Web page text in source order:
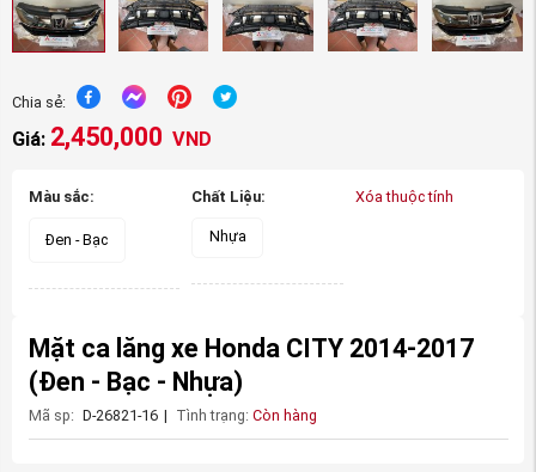
Chia sẻ:
Giá: 2,450,000 VND
Màu sắc:
Đen - Bạc
Chất Liệu:
Nhựa
Xóa thuộc tính
Mặt ca lăng xe Honda CITY 2014-2017
(Đen - Bạc - Nhựa)
Mã sp: D-26821-16 | Tình trạng: Còn hàng